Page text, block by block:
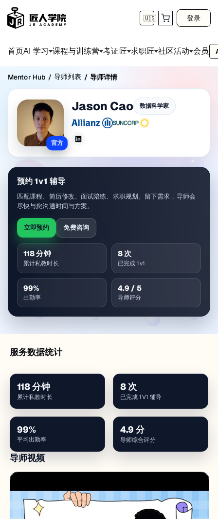
🇺🇸 登录
首页AI 学习 课程与训练营 考证匠 求职匠 社区活动 会员
Mentor Hub / 导师列表 / 导师详情
官方
Jason Cao 数据科学家
预约 1v1 辅导
匹配课程、简历修改、面试陪练、求职规划。留下需求，导师会
尽快与您沟通时间与方案。
立即预约 免费咨询
118分钟
累计私教时长
8次
已完成 1v1
99%
出勤率
4.9 / 5
导师评分
导师视频
服务数据统计
118分钟
累计私教时长
8 次
已完成 1V1 辅导
99%
平均出勤率
4.9 分
导师综合评分